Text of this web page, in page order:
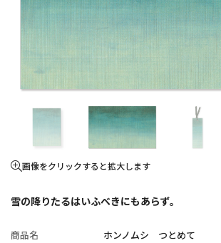
画像をクリックすると拡大します
雪の降りたるはいふべきにもあらず。
商品名 ホンノムシ つとめて